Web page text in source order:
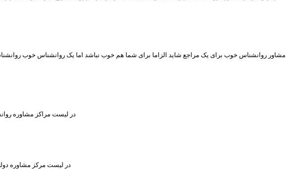
مشاور روانشناس خوب برای یک مراجع شاید الزاما برای شما هم خوب نباشد اما یک روانشناس خوب
در لیست مراکز مشاوره
در لیست مرکز مشاوره